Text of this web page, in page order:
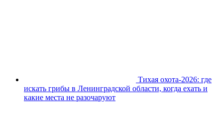
Тихая охота-2026: где
искать грибы в Ленинградской области, когда ехать и
какие места не разочаруют